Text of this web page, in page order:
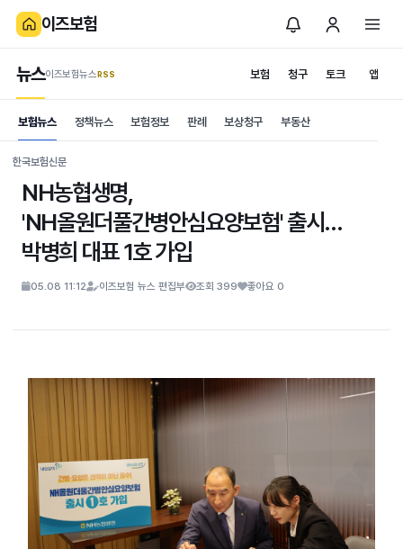
이즈보험
보험 청구
뉴스이즈보험뉴스.RSS 토크 앱
is보험
News
보험뉴스 정책뉴스 보험정보 판례 보상청구 부동산
한국보험신문
NH농협생명,
'NH올원더풀간병안심요양보험' 출시…
박병희 대표 1호 가입
05.08 11:12 이즈보험 뉴스 편집부 조회 399 좋아요 0